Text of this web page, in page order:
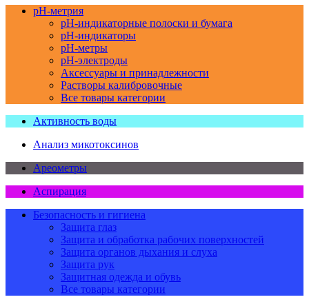
pH-метрия
pH-индикаторные полоски и бумага
pH-индикаторы
pH-метры
pH-электроды
Аксессуары и принадлежности
Растворы калибровочные
Все товары категории
Активность воды
Анализ микотоксинов
Ареометры
Аспирация
Безопасность и гигиена
Защита глаз
Защита и обработка рабочих поверхностей
Защита органов дыхания и слуха
Защита рук
Защитная одежда и обувь
Все товары категории